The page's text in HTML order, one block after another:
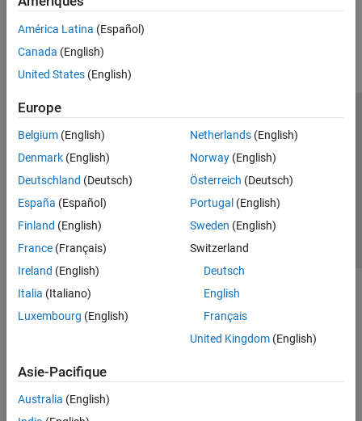
América Latina (Español)
Canada (English)
United States (English)
Europe
Belgium (English)
Denmark (English)
Deutschland (Deutsch)
España (Español)
Finland (English)
France (Français)
Ireland (English)
Italia (Italiano)
Luxembourg (English)
Netherlands(English)
Norway(English)
Österreich (Deutsch)
Portugal (English)
Sweden (English)
Switzerland
Deutsch
English
Français
United Kingdom(English)
Asie-Pacifique
Australia (English)
Lutte anti-piratage
Contacts locaux
© 1994-2026 The MathWorks, Inc.